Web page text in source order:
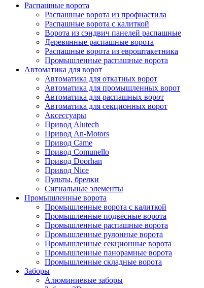
Распашные ворота
Распашные ворота из профнастила
Распашные ворота с калиткой
Ворота из сэндвич панелей распашные
Деревянные распашные ворота
Распашные ворота из евроштакетника
Промышленные распашные ворота
Автоматика для ворот
Автоматика для откатных ворот
Автоматика для промышленных ворот
Автоматика для распашных ворот
Автоматика для секционных ворот
Аксессуары
Привод Alutech
Привод An-Motors
Привод Came
Привод Comunello
Привод Doorhan
Привод Nice
Пульты, брелки
Сигнальные элементы
Промышленные ворота
Промышленные ворота с калиткой
Промышленные подвесные ворота
Промышленные распашные ворота
Промышленные рулонные ворота
Промышленные секционные ворота
Промышленные панорамные ворота
Промышленные складные ворота
Заборы
Алюминиевые заборы